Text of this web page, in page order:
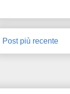
Post più recente